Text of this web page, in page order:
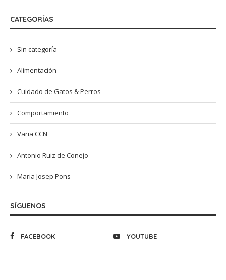
CATEGORÍAS
Sin categoría
Alimentación
Cuidado de Gatos & Perros
Comportamiento
Varia CCN
Antonio Ruiz de Conejo
Maria Josep Pons
SÍGUENOS
FACEBOOK YOUTUBE